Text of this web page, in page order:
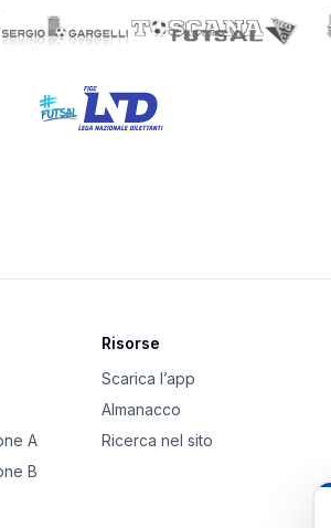
A
B
Risorse
Scarica l’app
Almanacco
Ricerca nel sito